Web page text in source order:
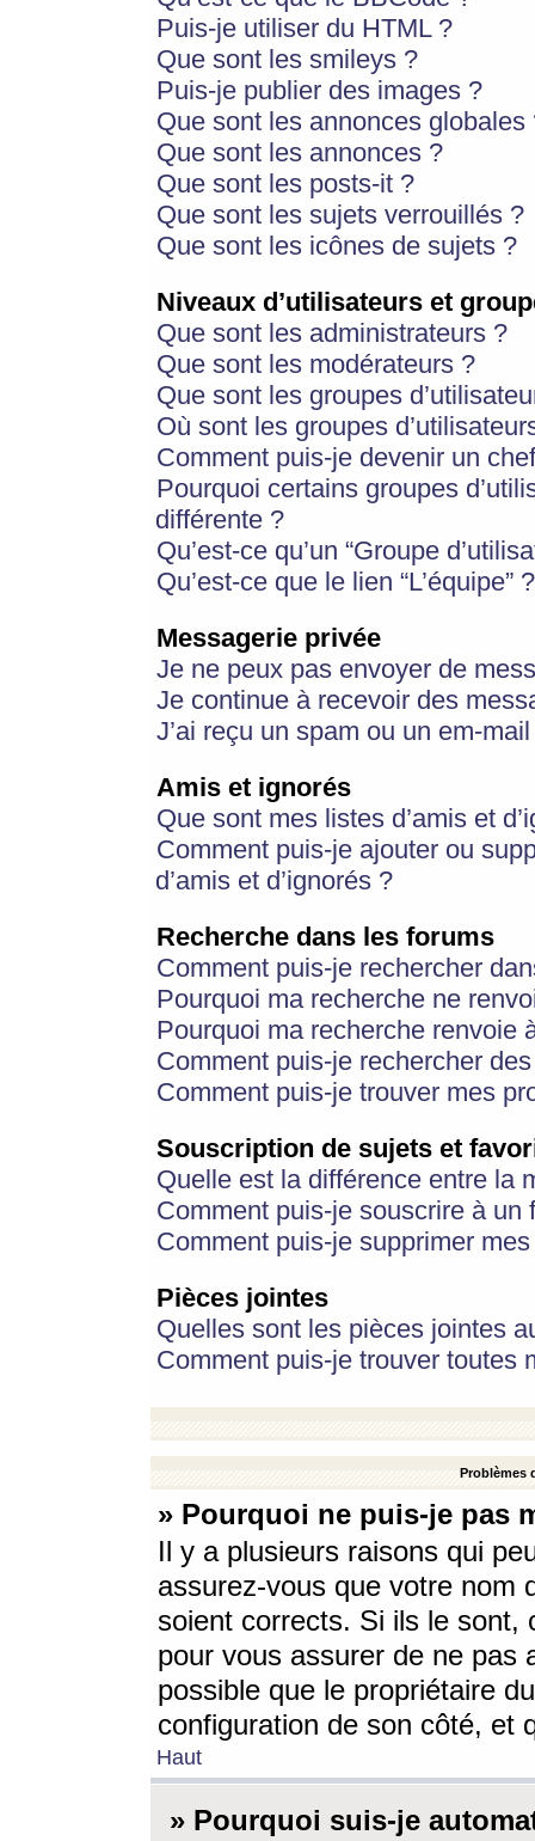
Puis-je utiliser du HTML ?
Que sont les smileys ?
Puis-je publier des images ?
Que sont les annonces globales
Que sont les annonces ?
Que sont les posts-it ?
Que sont les sujets verrouillés ?
Que sont les icônes de sujets ?
Niveaux d’utilisateurs et
Que sont les administrateurs ?
Que sont les modérateurs ?
Que sont les groupes
Où sont les groupes
Comment puis-je devenir un
Pourquoi certains groupes
différente ?
Qu’est-ce qu’un “Groupe
Qu’est-ce que le lien “L’équipe” ?
Messagerie privée
Je ne peux pas envoyer de
Je continue à recevoir des
J’ai reçu un spam ou un em-
Amis et ignorés
Que sont mes listes d’amis et
Comment puis-je ajouter ou
d’amis et d’ignorés ?
Recherche dans les forums
Comment puis-je rechercher
Pourquoi ma recherche ne
Pourquoi ma recherche renvoie
Comment puis-je rechercher
Comment puis-je trouver mes
Souscription de sujets et
Quelle est la différence entre la
Comment puis-je souscrire à
Comment puis-je supprimer
Pièces jointes
Quelles sont les pièces jointes
Comment puis-je trouver toutes
Problèmes
» Pourquoi ne puis-je pas
Il y a plusieurs raisons qui
assurez-vous que votre nom
soient corrects. Si ils le sont,
pour vous assurer de ne pas
possible que le propriétaire
configuration de son côté, et
Haut
» Pourquoi suis-je